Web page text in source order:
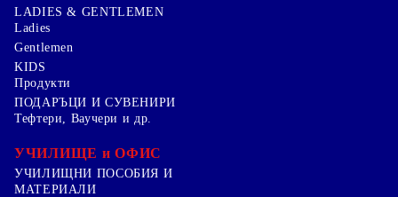
LADIES & GENTLEMEN
Ladies
Gentlemen
KIDS
Продукти
ПОДАРЪЦИ И СУВЕНИРИ
Тефтери, Ваучери и др.
УЧИЛИЩЕ и ОФИС
УЧИЛИЩНИ ПОСОБИЯ И
МАТЕРИАЛИ